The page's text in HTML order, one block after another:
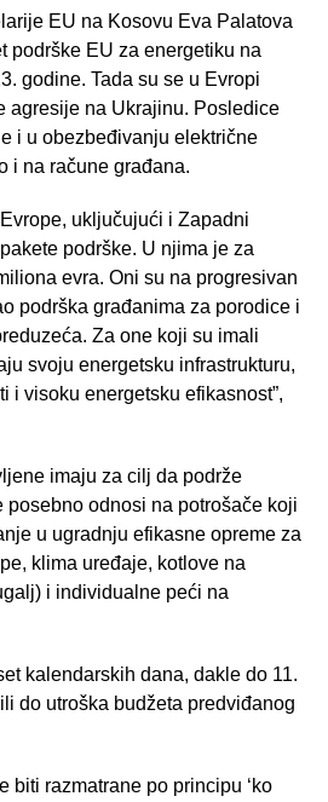
EU na Kosovu Eva Palatova
podrške EU za energetiku na
godine. Tada su se u Evropi
agresije na Ukrajinu. Posledice
i u obezbeđivanju električne
i na račune građana.
uključujući i Zapadni
podrške. U njima je za
evra. Oni su na progresivan
podrška građanima za porodice i
Za one koji su imali
svoju energetsku infrastrukturu,
i visoku energetsku efikasnost”,
imaju za cilj da podrže
posebno odnosi na potrošače koji
u ugradnju efikasne opreme za
klima uređaje, kotlove na
i individualne peći na
kalendarskih dana, dakle do 11.
do utroška budžeta predviđanog
biti razmatrane po principu ‘ko